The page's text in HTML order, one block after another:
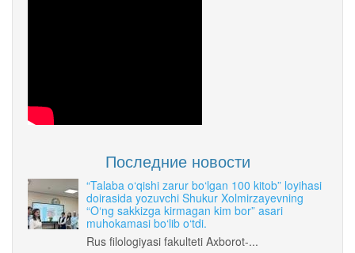
Последние новости
“Talaba o‘qishi zarur bo‘lgan 100 kitob” loyihasi
doirasida yozuvchi Shukur Xolmirzayevning
“O‘ng sakkizga kirmagan kim bor” asari
muhokamasi bo‘lib o‘tdi.
Rus filologiyasi fakulteti Axborot-...